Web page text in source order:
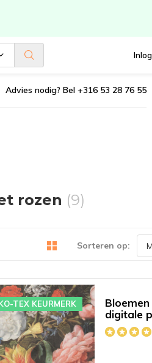
Advies nodig? Bel +316 53 28 76 55
rozen (9)
Sorteren op:
digitale
TEX KEURMERK